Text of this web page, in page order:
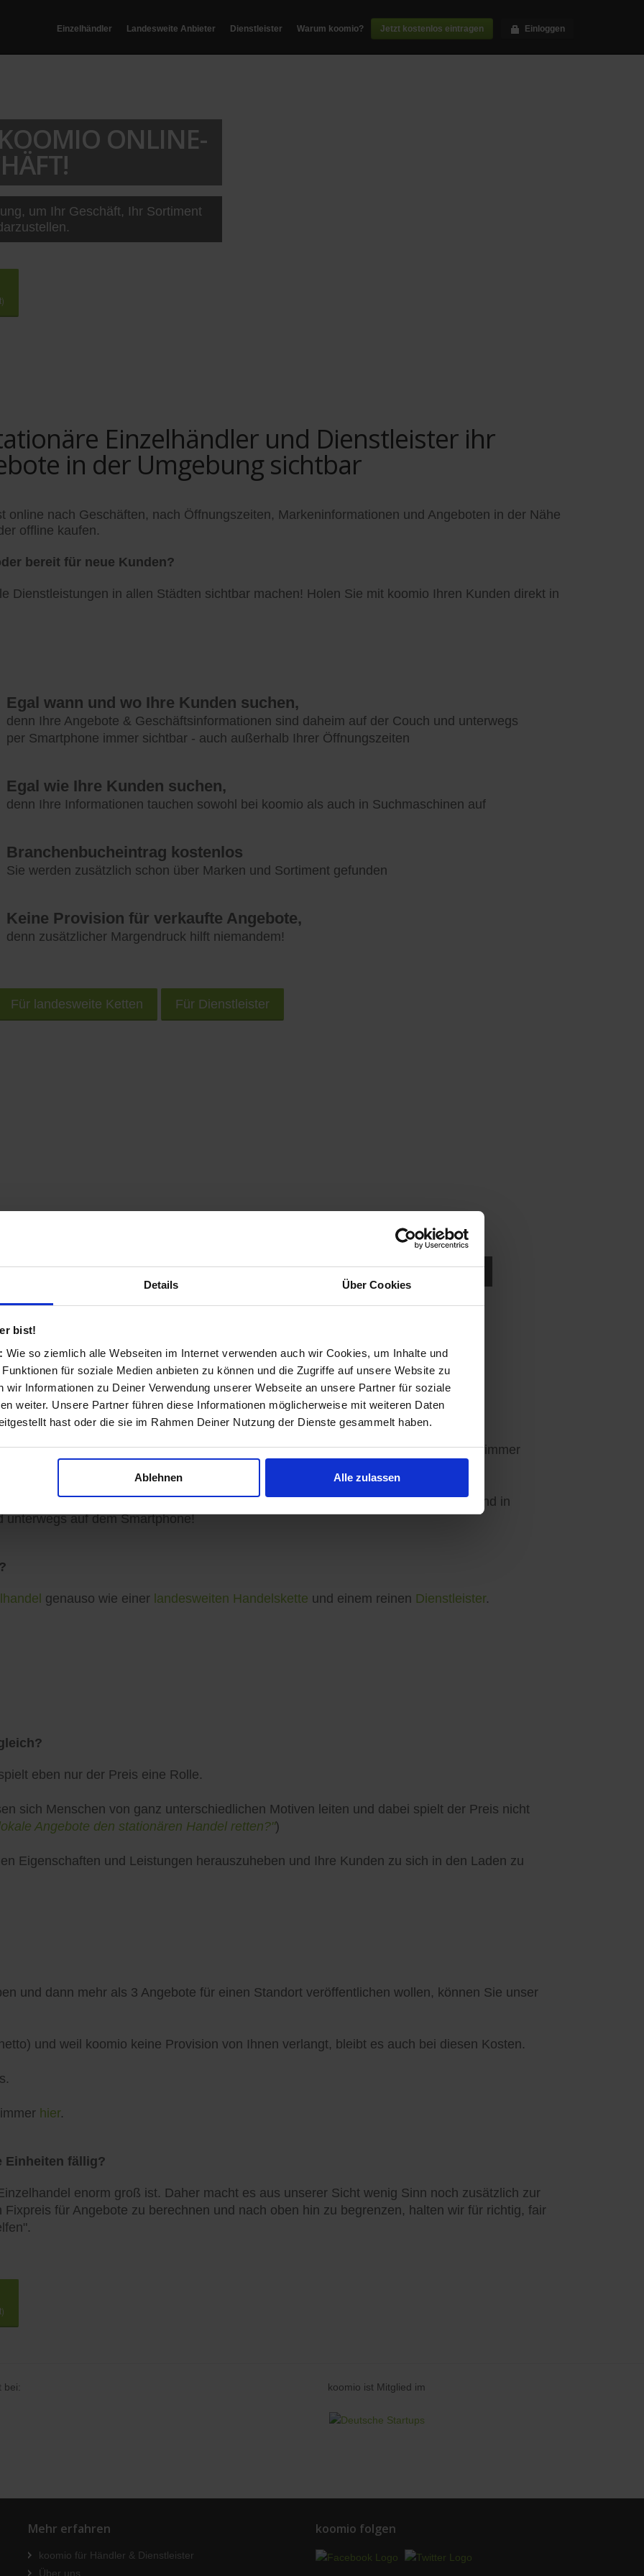
Details Über Cookies
bist!
Wie so ziemlich alle Webseiten im Internet verwenden auch wir Cookies, um Inhalte und
für soziale Medien anbieten zu können und die Zugriffe auf unsere Website zu
wir Informationen zu Deiner Verwendung unserer Webseite an unsere Partner für soziale
weiter. Unsere Partner führen diese Informationen möglicherweise mit weiteren Daten
hast oder die sie im Rahmen Deiner Nutzung der Dienste gesammelt haben.
Ablehnen Alle zulassen
Einzelhändler Landesweite Anbieter Dienstleister Warum koomio? Jetzt kostenlos eintragen Einloggen
ONLINE-
um Ihr Geschäft, Ihr Sortiment
Einzelhändler und Dienstleister ihr
in der Umgebung sichtbar
online nach Geschäften, nach Öffnungszeiten, Markeninformationen und Angeboten in der Nähe
offline kaufen.
bereit für neue Kunden?
Dienstleistungen in allen Städten sichtbar machen! Holen Sie mit koomio Ihren Kunden direkt in
Egal wann und wo Ihre Kunden suchen,
denn Ihre Angebote & Geschäftsinformationen sind daheim auf der Couch und unterwegs
per Smartphone immer sichtbar - auch außerhalb Ihrer Öffnungszeiten
Egal wie Ihre Kunden suchen,
denn Ihre Informationen tauchen sowohl bei koomio als auch in Suchmaschinen auf
Branchenbucheintrag kostenlos
Sie werden zusätzlich schon über Marken und Sortiment gefunden
Keine Provision für verkaufte Angebote,
denn zusätzlicher Margendruck hilft niemandem!
Für landesweite Ketten Für Dienstleister
Smartphone unterwegs nach Geschäften und Produkten in der Nähe suchen.
transparent
und Dienstleister entstanden und auf Ihre Wünsche abgestimmt.
vervollständigen, Angebote veröffentlichen - 3 Angebote sind für Sie immer
zu Ihren Kunden gelangen: Auf der koomio-Webseite, in unseren Apps und in
unterwegs auf dem Smartphone!
genauso wie einer landesweiten Handelskette und einem reinen Dienstleister.
eben nur der Preis eine Rolle.
sich Menschen von ganz unterschiedlichen Motiven leiten und dabei spielt der Preis nicht
Angebote den stationären Handel retten?")
Eigenschaften und Leistungen herauszuheben und Ihre Kunden zu sich in den Laden zu
und dann mehr als 3 Angebote für einen Standort veröffentlichen wollen, können Sie unser
und weil koomio keine Provision von Ihnen verlangt, bleibt es auch bei diesen Kosten.
hier.
Einheiten fällig?
enorm groß ist. Daher macht es aus unserer Sicht wenig Sinn noch zusätzlich zur
für Angebote zu berechnen und nach oben hin zu begrenzen, halten wir für richtig, fair
bei: koomio ist Mitglied im
Mehr erfahren
koomio für Händler & Dienstleister
Über uns
koomio folgen